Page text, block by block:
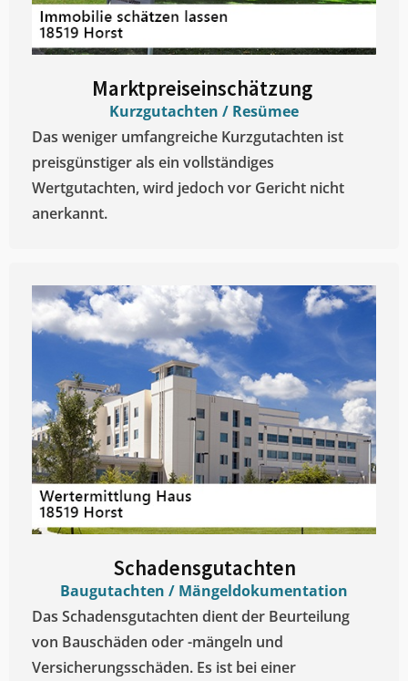
Marktpreiseinschätzung ​
Kurzgutachten / Resümee
Das weniger umfangreiche Kurzgutachten ist
preisgünstiger als ein vollständiges
Wertgutachten, wird jedoch vor Gericht nicht
anerkannt.
Schadensgutachten
Baugutachten / Mängeldokumentation
Das Schadensgutachten dient der Beurteilung
von Bauschäden oder -mängeln und
Versicherungsschäden. Es ist bei einer